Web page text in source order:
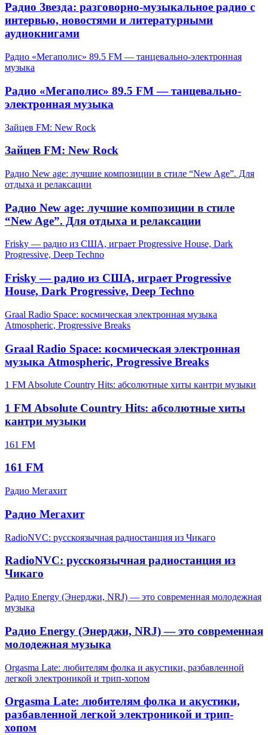
Радио Звезда: разговорно-музыкальное радио с
интервью, новостями и литературными
аудиокнигами
Радио «Мегаполис» 89.5 FM — танцевально-электронная
музыка
Радио «Мегаполис» 89.5 FM — танцевально-
электронная музыка
Зайцев FM: New Rock
Зайцев FM: New Rock
Радио New age: лучшие композиции в стиле “New Age”. Для
отдыха и релаксации
Радио New age: лучшие композиции в стиле
“New Age”. Для отдыха и релаксации
Frisky — радио из США, играет Progressive House, Dark
Progressive, Deep Techno
Frisky — радио из США, играет Progressive
House, Dark Progressive, Deep Techno
Graal Radio Space: космическая электронная музыка
Atmospheric, Progressive Breaks
Graal Radio Space: космическая электронная
музыка Atmospheric, Progressive Breaks
1 FM Absolute Country Hits: абсолютные хиты кантри музыки
1 FM Absolute Country Hits: абсолютные хиты
кантри музыки
161 FM
161 FM
Радио Мегахит
Радио Мегахит
RadioNVC: русскоязычная радиостанция из Чикаго
RadioNVC: русскоязычная радиостанция из
Чикаго
Радио Energy (Энерджи, NRJ) — это современная молодежная
музыка
Радио Energy (Энерджи, NRJ) — это современная
молодежная музыка
Orgasma Late: любителям фолка и акустики, разбавленной
легкой электроникой и трип-хопом
Orgasma Late: любителям фолка и акустики,
разбавленной легкой электроникой и трип-
хопом